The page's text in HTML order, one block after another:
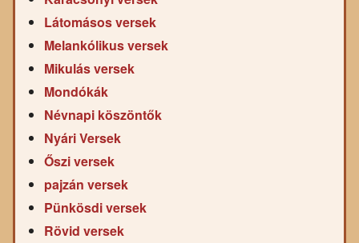
Látomásos versek
Melankólikus versek
Mikulás versek
Mondókák
Névnapi köszöntők
Nyári Versek
Őszi versek
pajzán versek
Pünkösdi versek
Rövid versek